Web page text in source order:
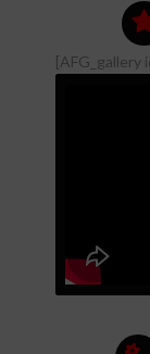
[AFG_gallery